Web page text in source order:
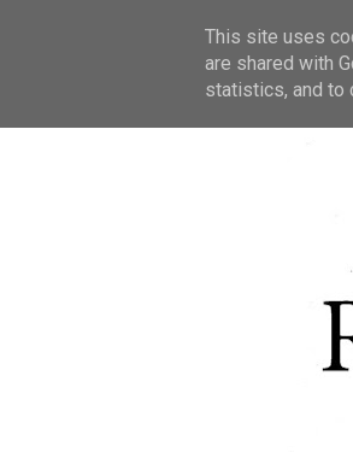
This site uses
are shared with
statistics, and to